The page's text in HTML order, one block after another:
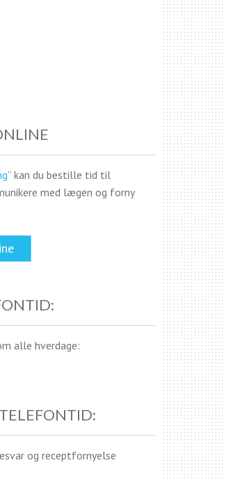
” kan du bestille tid til
med lægen og forny
alle hverdage:
og receptfornyelse